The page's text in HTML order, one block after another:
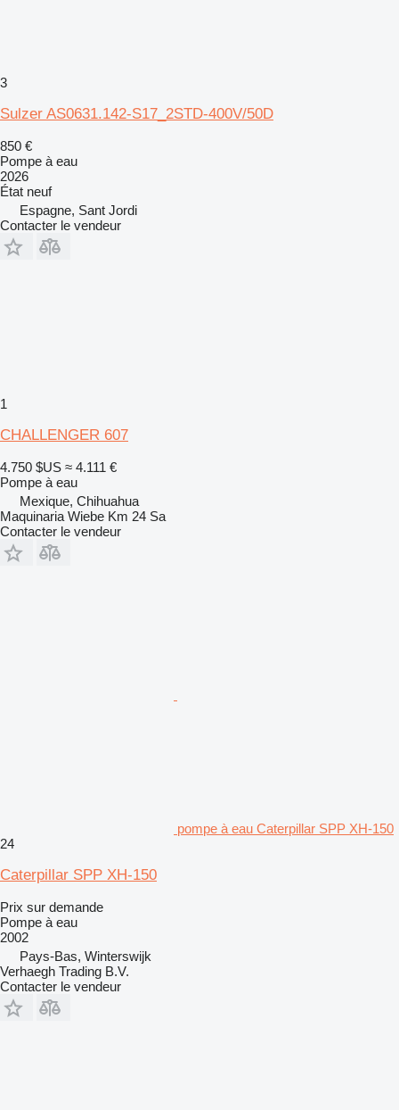
3
Sulzer AS0631.142-S17_2STD-400V/50D
850 €
Pompe à eau
2026
État neuf
Espagne, Sant Jordi
Contacter le vendeur
1
CHALLENGER 607
4.750 $US ≈ 4.111 €
Pompe à eau
Mexique, Chihuahua
Maquinaria Wiebe Km 24 Sa
Contacter le vendeur
pompe à eau Caterpillar SPP XH-150
24
Caterpillar SPP XH-150
Prix sur demande
Pompe à eau
2002
Pays-Bas, Winterswijk
Verhaegh Trading B.V.
Contacter le vendeur